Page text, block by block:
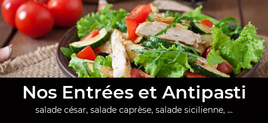
Nos Entrées et Antipasti
salade césar, salade caprèse, salade sicilienne, ...